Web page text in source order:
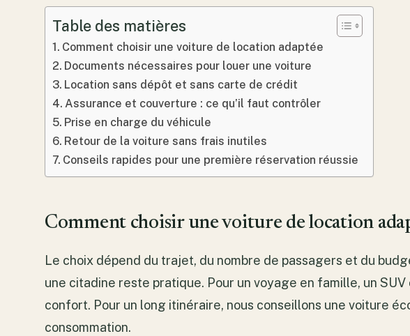
Table des matières
Comment choisir une voiture de location adaptée
Documents nécessaires pour louer une voiture
Location sans dépôt et sans carte de crédit
Assurance et couverture : ce qu’il faut contrôler
Prise en charge du véhicule
Retour de la voiture sans frais inutiles
Conseils rapides pour une première réservation réussie
Comment choisir une voiture de location
Le choix dépend du trajet, du nombre de passagers et du
une citadine reste pratique. Pour un voyage en famille, un
confort. Pour un long itinéraire, nous conseillons une voiture
consommation.